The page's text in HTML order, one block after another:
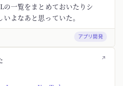
一覧をまとめておいたりシ
よなあと思っていた。
アプリ開発
↗